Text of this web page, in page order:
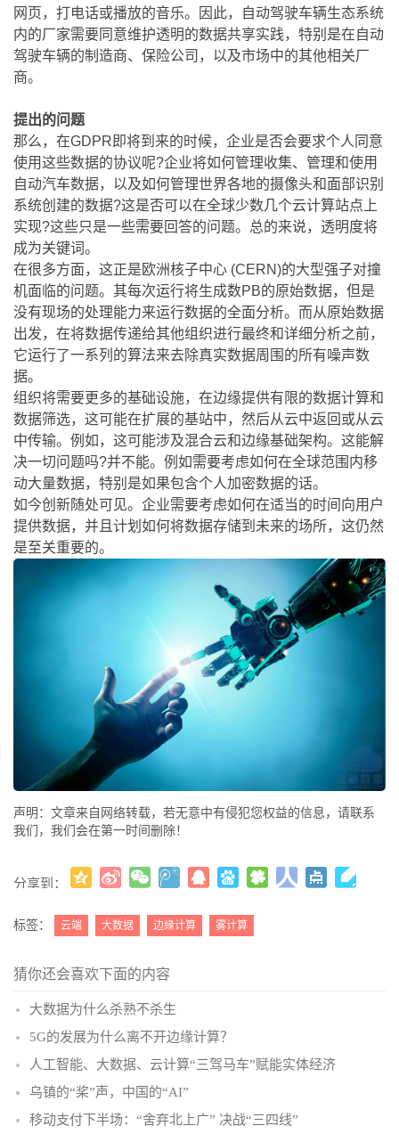
网页，打电话或播放的音乐。因此，自动驾驶车辆生态系统
内的厂家需要同意维护透明的数据共享实践，特别是在自动
驾驶车辆的制造商、保险公司，以及市场中的其他相关厂
商。
提出的问题
那么，在GDPR即将到来的时候，企业是否会要求个人同意
使用这些数据的协议呢?企业将如何管理收集、管理和使用
自动汽车数据，以及如何管理世界各地的摄像头和面部识别
系统创建的数据?这是否可以在全球少数几个云计算站点上
实现?这些只是一些需要回答的问题。总的来说，透明度将
成为关键词。
在很多方面，这正是欧洲核子中心 (CERN)的大型强子对撞
机面临的问题。其每次运行将生成数PB的原始数据，但是
没有现场的处理能力来运行数据的全面分析。而从原始数据
出发，在将数据传递给其他组织进行最终和详细分析之前，
它运行了一系列的算法来去除真实数据周围的所有噪声数
据。
组织将需要更多的基础设施，在边缘提供有限的数据计算和
数据筛选，这可能在扩展的基站中，然后从云中返回或从云
中传输。例如，这可能涉及混合云和边缘基础架构。这能解
决一切问题吗?并不能。例如需要考虑如何在全球范围内移
动大量数据，特别是如果包含个人加密数据的话。
如今创新随处可见。企业需要考虑如何在适当的时间向用户
提供数据，并且计划如何将数据存储到未来的场所，这仍然
是至关重要的。
声明：文章来自网络转载，若无意中有侵犯您权益的信息，请联系
我们，我们会在第一时间删除！
分享到：
标签： 云端 大数据 边缘计算 雾计算
猜你还会喜欢下面的内容
大数据为什么杀熟不杀生
5G的发展为什么离不开边缘计算？
人工智能、大数据、云计算“三驾马车”赋能实体经济
乌镇的“桨”声，中国的“AI”
移动支付下半场：“舍弃北上广” 决战“三四线”